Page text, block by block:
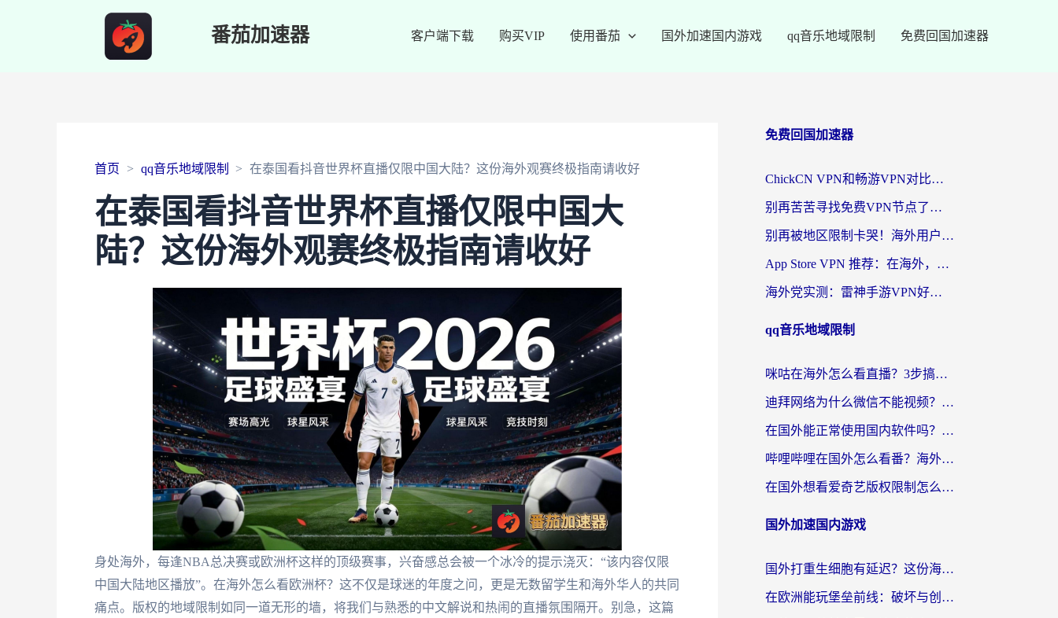
番茄加速器 客户端下载 购买VIP 使用番茄 国外加速国内游戏 qq音乐地域限制 免费回国加速器
首页 qq音乐地域限制 在泰国看抖音世界杯直播仅限中国大陆？这份海外观赛终极指南请收好
在泰国看抖音世界杯直播仅限中国大
陆？这份海外观赛终极指南请收好
身处海外，每逢NBA总决赛或欧洲杯这样的顶级赛事，兴奋感总会被一个冰冷的提示浇灭：“该内容仅限
中国大陆地区播放”。在海外怎么看欧洲杯？这不仅是球迷的年度之问，更是无数留学生和海外华人的共同
痛点。版权的地域限制如同一道无形的墙，将我们与熟悉的中文解说和热闹的直播氛围隔开。别急，这篇
免费回国加速器
ChickCN VPN和畅游VPN对比哪个回国效果更好？海外党必看的回国加速器选择指南
别再苦苦寻找免费VPN节点了，这才是海外访问国内资源的正确姿势
别再被地区限制卡哭！海外用户vpn中国下载全攻略，无缝刷剧办公社交
App Store VPN 推荐：在海外，如何找回那扇回家的“任意门”？
海外党实测：雷神手游VPN好用吗？和闪电VPN对比哪个回国效果更好？附小众工具深度测评
qq音乐地域限制
咪咕在海外怎么看直播？3步搞定地域限制，还能畅看腾讯视频与国内热剧
迪拜网络为什么微信不能视频？海外党必看的回国加速全攻略
在国外能正常使用国内软件吗？海外党亲测有效的无缝访问指南
哔哩哔哩在国外怎么看番？海外党追剧看片的终极解决方案
在国外想看爱奇艺版权限制怎么办？海外华人必看的追剧自由指南
国外加速国内游戏
国外打重生细胞有延迟？这份海外畅玩国服游戏加速器终极指南请收好
在欧洲能玩堡垒前线：破坏与创造吗？海外党国服游戏不卡顿的秘密